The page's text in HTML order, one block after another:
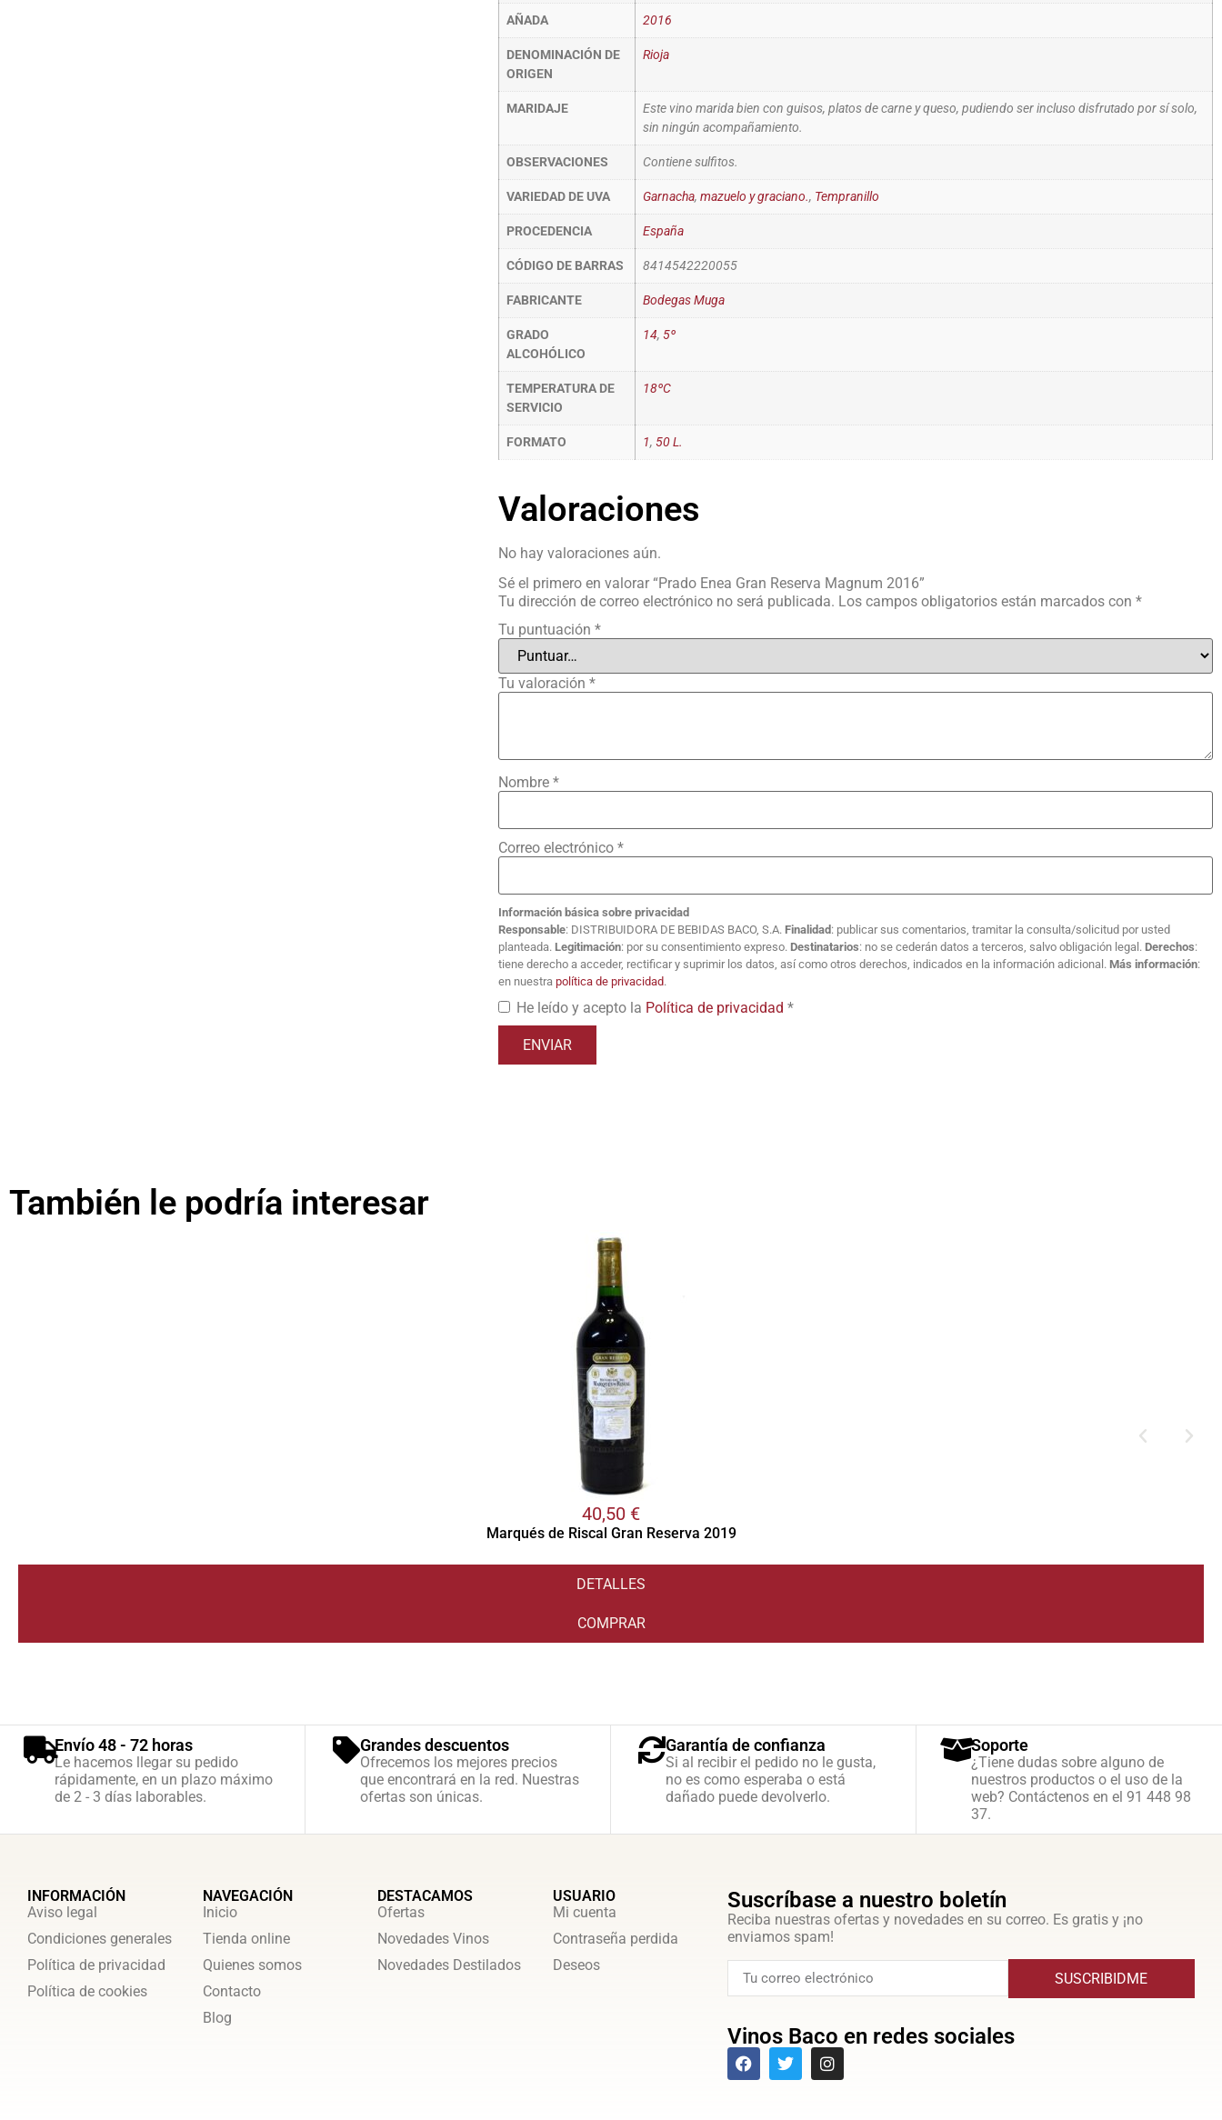
AÑADA 2016
DENOMINACIÓN DE
ORIGEN
Rioja
MARIDAJE
Este vino marida bien con guisos, platos de carne y queso, pudiendo ser incluso disfrutado por sí solo,
sin ningún acompañamiento.
OBSERVACIONES Contiene sulfitos.
VARIEDAD DE UVA Garnacha, mazuelo y graciano., Tempranillo
PROCEDENCIA España
CÓDIGO DE BARRAS 8414542220055
FABRICANTE Bodegas Muga
GRADO
ALCOHÓLICO
14, 5º
TEMPERATURA DE
SERVICIO
18ºC
FORMATO 1, 50 L.
Valoraciones
No hay valoraciones aún.
Sé el primero en valorar “Prado Enea Gran Reserva Magnum 2016”
Tu dirección de correo electrónico no será publicada. Los campos obligatorios están marcados con *
Tu puntuación *
Tu valoración *
Nombre *
Correo electrónico *
Información básica sobre privacidad
Responsable: DISTRIBUIDORA DE BEBIDAS BACO, S.A. Finalidad : publicar sus comentarios, tramitar la consulta/solicitud por usted
planteada. Legitimación: por su consentimiento expreso. Destinatarios: no se cederán datos a terceros, salvo obligación legal. Derechos:
tiene derecho a acceder, rectificar y suprimir los datos, así como otros derechos, indicados en la información adicional. Más información:
en nuestra política de privacidad.
He leído y acepto la Política de privacidad *
También le podría interesar
40,50 €
Marqués de Riscal Gran Reserva 2019
DETALLES
COMPRAR
Envío 48 - 72 horas
Le hacemos llegar su pedido
rápidamente, en un plazo máximo
de 2 - 3 días laborables.
Grandes descuentos
Ofrecemos los mejores precios
que encontrará en la red. Nuestras
ofertas son únicas.
Garantía de confianza
Si al recibir el pedido no le gusta,
no es como esperaba o está
dañado puede devolverlo.
Soporte
¿Tiene dudas sobre alguno de
nuestros productos o el uso de la
web? Contáctenos en el 91 448 98
37.
INFORMACIÓN
Aviso legal
Condiciones generales
Política de privacidad
Política de cookies
NAVEGACIÓN
Inicio
Tienda online
Quienes somos
Contacto
Blog
DESTACAMOS
Ofertas
Novedades Vinos
Novedades Destilados
USUARIO
Mi cuenta
Contraseña perdida
Deseos
Suscríbase a nuestro boletín
Reciba nuestras ofertas y novedades en su correo. Es gratis y ¡no
enviamos spam!
SUSCRIBIDME
Vinos Baco en redes sociales